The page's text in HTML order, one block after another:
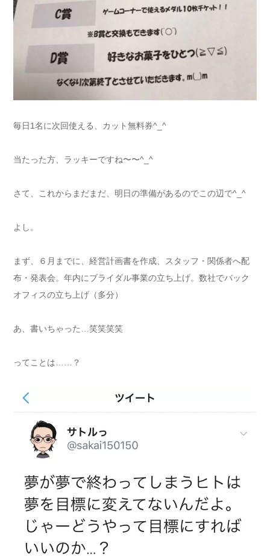
毎日1名に次回使える、カット無料券^_^
当たった方、ラッキーですね〜〜^_^
さて、これからまだまだ、明日の準備があるのでこの辺で^_^
よし。
まず、６月までに、経営計画書を作成、スタッフ・関係者へ配
布・発表会。年内にブライダル事業の立ち上げ。数社でバック
オフィスの立ち上げ（多分）
あ、書いちゃった…笑笑笑笑
ってことは……？